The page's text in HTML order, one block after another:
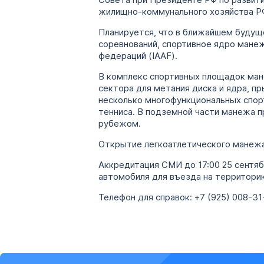
жилищно-коммунального хозяйства
Планируется, что в ближайшем
соревнований, спортивное ядро
федераций (IAAF).
В комплекс спортивных площадок
сектора для метания диска и ядра,
несколько многофункциональных
тенниса. В подземной части манежа
рубежом.
Открытие легкоатлетического
Аккредитация СМИ до 17:00 25
автомобиля для въезда на
Телефон для справок: +7 (925) 008-